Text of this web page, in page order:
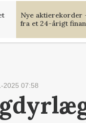
Nye aktierekorder
fra et 24-årigt
2025 07:58